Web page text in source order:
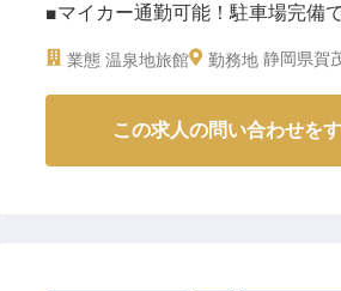
■マイカー通勤可能！駐車場完備
■学歴不問！未経験からおもてな
伊豆の美しい自然に囲まれた当
か。清掃のお仕事は、お客様が
業態 温泉地旅館 勤務地 静岡県賀
この求人の問い合わせを